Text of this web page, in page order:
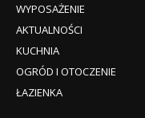
WYPOSAŻENIE
AKTUALNOŚCI
KUCHNIA
OGRÓD I OTOCZENIE
ŁAZIENKA